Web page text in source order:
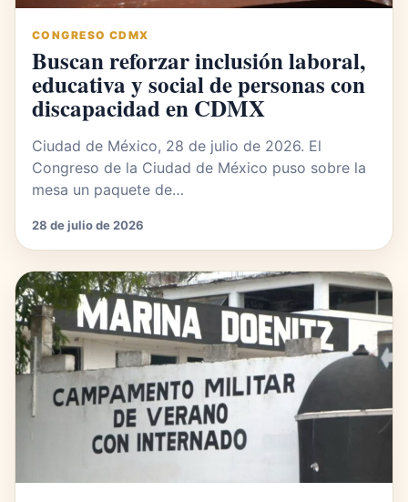
CONGRESO CDMX
Buscan reforzar inclusión laboral,
educativa y social de personas con
discapacidad en CDMX
Ciudad de México, 28 de julio de 2026. El
Congreso de la Ciudad de México puso sobre la
mesa un paquete de…
28 de julio de 2026